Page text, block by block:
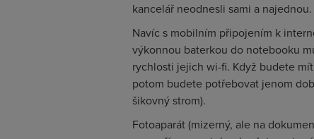
kancelář neodnesli sami a najednou.
Navíc s mobilním připojením k
výkonnou baterkou do notebooku
rychlosti jejich wi-fi. Když budete
potom budete potřebovat jenom
šikovný strom).
Fotoaparát (mizerný, ale na